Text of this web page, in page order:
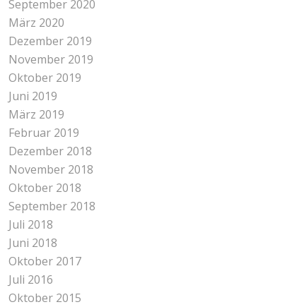
September 2020
März 2020
Dezember 2019
November 2019
Oktober 2019
Juni 2019
März 2019
Februar 2019
Dezember 2018
November 2018
Oktober 2018
September 2018
Juli 2018
Juni 2018
Oktober 2017
Juli 2016
Oktober 2015